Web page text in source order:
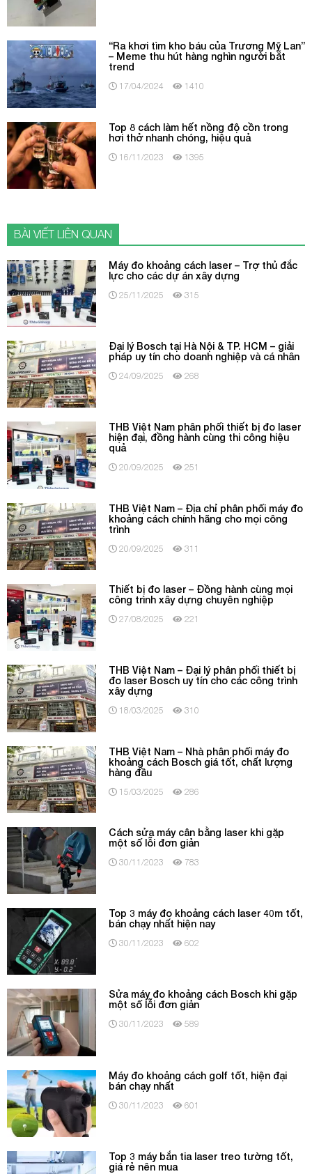
“Ra khơi tìm kho báu của Trương Mỹ Lan”
– Meme thu hút hàng nghìn người bắt
trend
17/04/2024 1410
Top 8 cách làm hết nồng độ cồn trong
hơi thở nhanh chóng, hiệu quả
16/11/2023 1395
BÀI VIẾT LIÊN QUAN
Máy đo khoảng cách laser – Trợ thủ đắc
lực cho các dự án xây dựng
25/11/2025 315
Đại lý Bosch tại Hà Nội & TP. HCM – giải
pháp uy tín cho doanh nghiệp và cá nhân
24/09/2025 268
THB Việt Nam phân phối thiết bị đo laser
hiện đại, đồng hành cùng thi công hiệu
quả
20/09/2025 251
THB Việt Nam – Địa chỉ phân phối máy đo
khoảng cách chính hãng cho mọi công
trình
20/09/2025 311
Thiết bị đo laser – Đồng hành cùng mọi
công trình xây dựng chuyên nghiệp
27/08/2025 221
THB Việt Nam – Đại lý phân phối thiết bị
đo laser Bosch uy tín cho các công trình
xây dựng
18/03/2025 310
THB Việt Nam – Nhà phân phối máy đo
khoảng cách Bosch giá tốt, chất lượng
hàng đầu
15/03/2025 286
Cách sửa máy cân bằng laser khi gặp
một số lỗi đơn giản
30/11/2023 783
Top 3 máy đo khoảng cách laser 40m tốt,
bán chạy nhất hiện nay
30/11/2023 602
Sửa máy đo khoảng cách Bosch khi gặp
một số lỗi đơn giản
30/11/2023 589
Máy đo khoảng cách golf tốt, hiện đại
bán chạy nhất
30/11/2023 601
Top 3 máy bắn tia laser treo tường tốt,
giá rẻ nên mua